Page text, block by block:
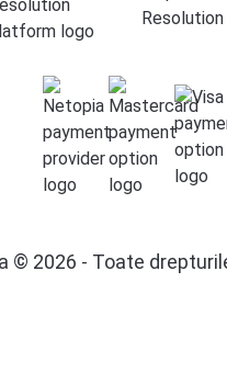
© 2026 - Toate